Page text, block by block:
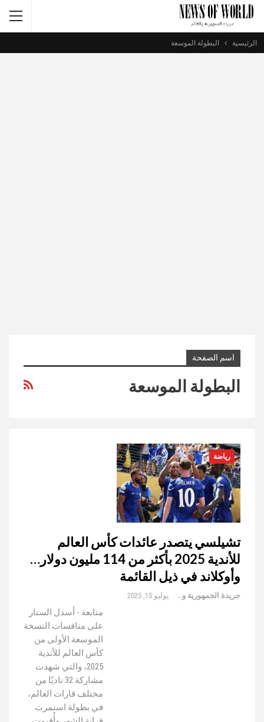
الرئيسية البطولة الموسعة
اسم الصفحة
البطولة الموسعة
رياضة
تشيلسي يتصدر عائدات كأس العالم
للأندية 2025 بأكثر من 114 مليون دولار…
وأوكلاند في ذيل القائمة
جريدة الجمهورية والعالم يوليو 15, 2025
متابعة - أسدل الستار
على منافسات النسخة
الموسعة الأولى من
كأس العالم للأندية
2025، والتي شهدت
مشاركة 32 ناديًا من
مختلف قارات العالم،
في بطولة استمرت